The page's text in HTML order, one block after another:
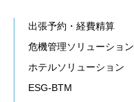
出張予約・経費精算
危機管理ソリューション
ホテルソリューション
ESG-BTM